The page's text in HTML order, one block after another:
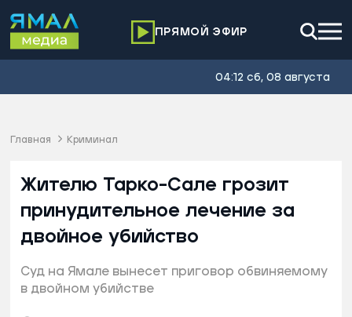
ПРЯМОЙ ЭФИР
04:12 сб, 08 августа
Главная Криминал
Жителю Тарко-Сале грозит
принудительное лечение за
двойное убийство
Суд на Ямале вынесет приговор обвиняемому
в двойном убийстве